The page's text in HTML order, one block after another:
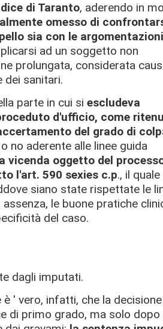
di Taranto, aderendo in
omesso di
sia con le
ad un soggetto non
prolungata, considerata
dei sanitari.
parte in cui si escludeva
d'ufficio, come
del grado di
no aderente alle linee guida
vicenda oggetto del
l'art. 590 sexies c.p., il quale
siano state rispettate le
le buone pratiche
del caso.
dagli imputati.
' vero, infatti, che la
di primo grado, ma solo dopo